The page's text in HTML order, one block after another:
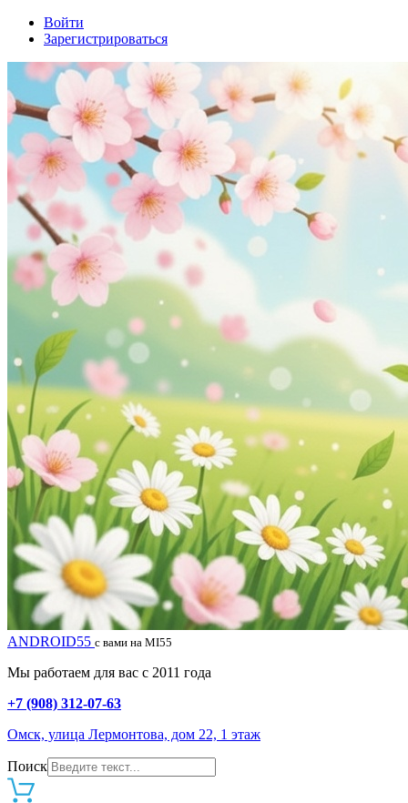
Войти
Зарегистрироваться
ANDROID55 с вами на MI55
Мы работаем для вас с 2011 года
+7 (908) 312-07-63
Омск, улица Лермонтова, дом 22, 1 этаж
Поиск